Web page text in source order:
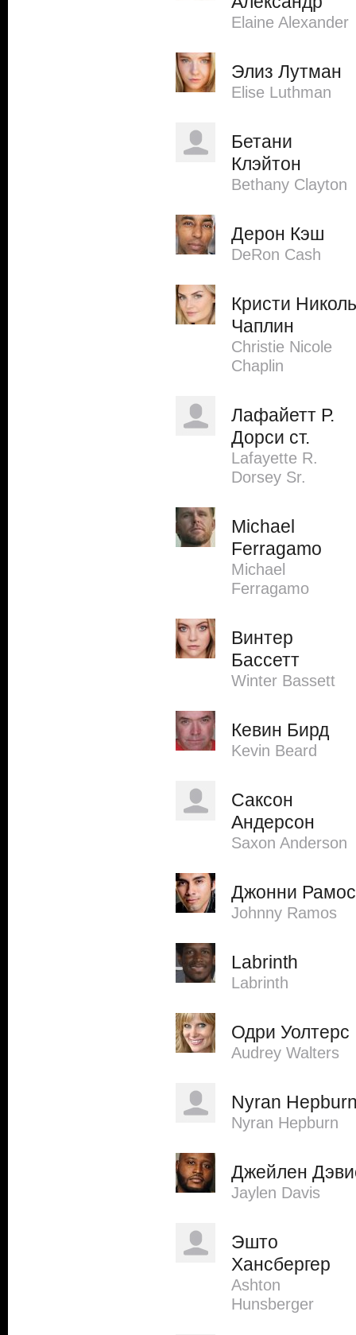
Elaine Alexander
Элиз Лутман
Elise Luthman
Бетани
Клэйтон
Bethany Clayton
Дерон Кэш
DeRon Cash
Кристи Николь
Чаплин
Christie Nicole
Chaplin
Лафайетт Р.
Дорси ст.
Lafayette R.
Dorsey Sr.
Michael
Ferragamo
Michael
Ferragamo
Винтер
Бассетт
Winter Bassett
Кевин Бирд
Kevin Beard
Саксон
Андерсон
Saxon Anderson
Джонни Рамос
Johnny Ramos
Labrinth
Labrinth
Одри Уолтерс
Audrey Walters
Nyran
Nyran Hepburn
Джейлен
Jaylen Davis
Эшто
Хансбергер
Ashton
Hunsberger